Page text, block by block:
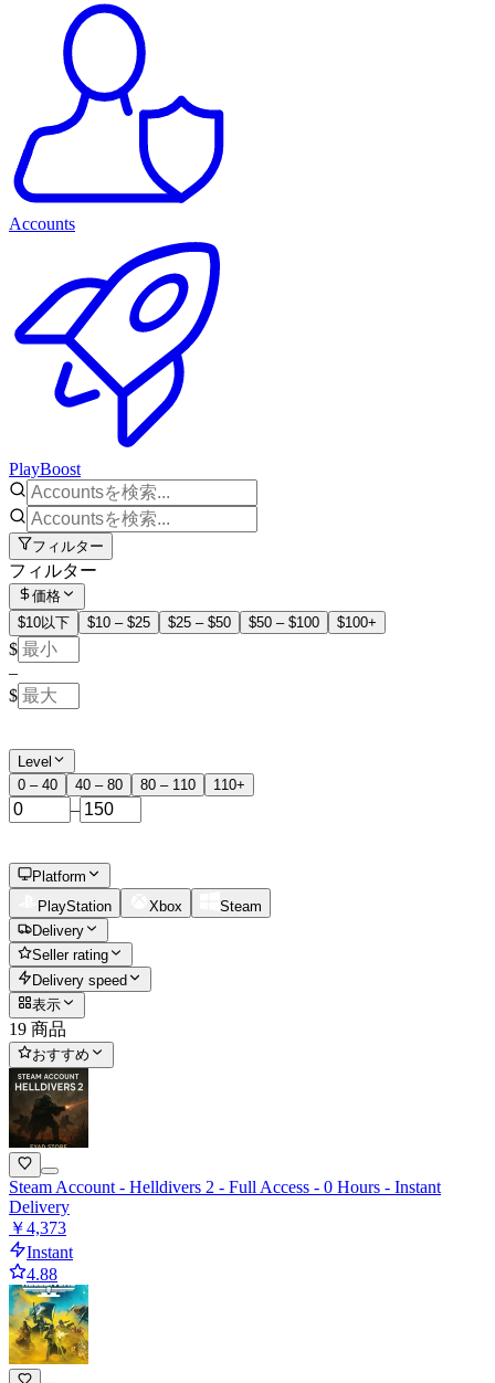
Accounts
PlayBoost
フィルター
フィルター
価格
$10以下
$10 – $25 $25 – $50 $50 – $100 $100+
$
–
$
Level
0 – 40
40 – 80 80 – 110 110+
–
Platform
PlayStation
Xbox
Steam
Delivery
Seller rating
Delivery speed
表示
19 商品
おすすめ
Steam Account - Helldivers 2 - Full Access - 0 Hours - Instant
Delivery
￥4,373
Instant
4.88